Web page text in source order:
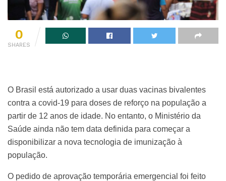
0
SHARES
O Brasil está autorizado a usar duas vacinas bivalentes
contra a covid-19 para doses de reforço na população a
partir de 12 anos de idade. No entanto, o Ministério da
Saúde ainda não tem data definida para começar a
disponibilizar a nova tecnologia de imunização à
população.
O pedido de aprovação temporária emergencial foi feito